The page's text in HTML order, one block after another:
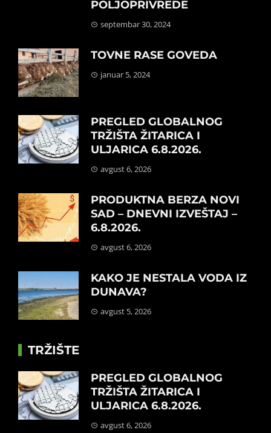
POLJOPRIVREDE
septembar 30, 2024
TOVNE RASE GOVEDA
januar 5, 2024
PREGLED GLOBALNOG
TRŽIŠTA ŽITARICA I
ULJARICA 6.8.2026.
avgust 6, 2026
PRODUKTNA BERZA NOVI
SAD – DNEVNI IZVEŠTAJ –
6.8.2026.
avgust 6, 2026
KAKO JE NESTALA VODA IZ
DUNAVA?
avgust 5, 2026
TRŽIŠTE
PREGLED GLOBALNOG
TRŽIŠTA ŽITARICA I
ULJARICA 6.8.2026.
avgust 6, 2026